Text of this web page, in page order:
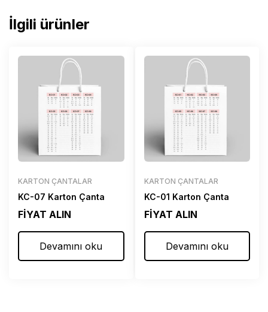
İlgili ürünler
KARTON ÇANTALAR
KC-07 Karton Çanta
FİYAT ALIN
Devamını oku
KARTON ÇANTALAR
KC-01 Karton Çanta
FİYAT ALIN
Devamını oku